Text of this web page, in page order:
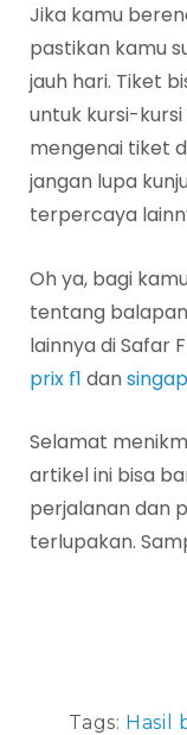
Jika kamu
pastikan kamu
jauh hari. Tiket
untuk kursi-
mengenai tiket
jangan lupa
terpercaya
Oh ya, bagi
tentang
lainnya di Safar
prix f1 dan
Selamat
artikel ini bisa
perjalanan dan
terlupakan.
Tags: Hasil